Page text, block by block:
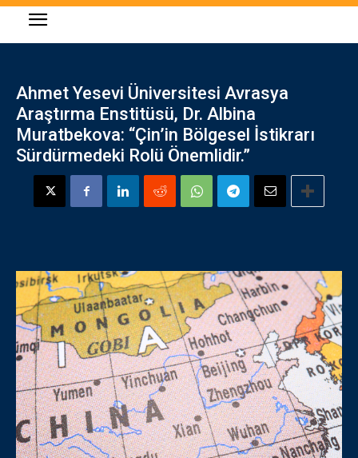
Ahmet Yesevi Üniversitesi Avrasya
Araştırma Enstitüsü, Dr. Albina
Muratbekova: “Çin’in Bölgesel İstikrarı
Sürdürmedeki Rolü Önemlidir.”